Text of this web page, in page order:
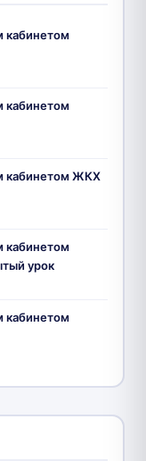
кабинетом
кабинетом
кабинетом ЖКХ
кабинетом
урок
кабинетом